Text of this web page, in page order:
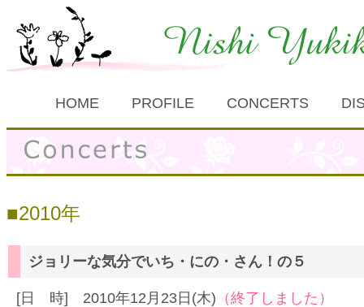
HOME PROFILE CONCERTS
2010年
ジョリーな気分でいち・にの・さん！の５
[日 時] 2010年12月23日(木) （終了しました）